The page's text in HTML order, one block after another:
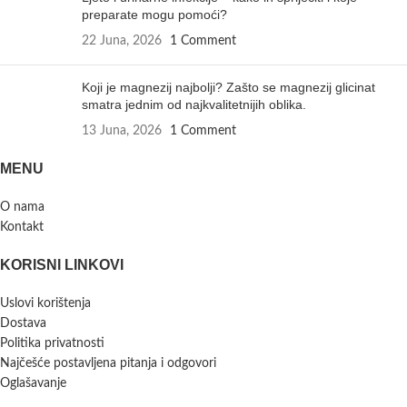
preparate mogu pomoći?
22 Juna, 2026 1 Comment
Koji je magnezij najbolji? Zašto se magnezij glicinat
smatra jednim od najkvalitetnijih oblika.
13 Juna, 2026 1 Comment
MENU
O nama
Kontakt
KORISNI LINKOVI
Uslovi korištenja
Dostava
Politika privatnosti
Najčešće postavljena pitanja i odgovori
Oglašavanje